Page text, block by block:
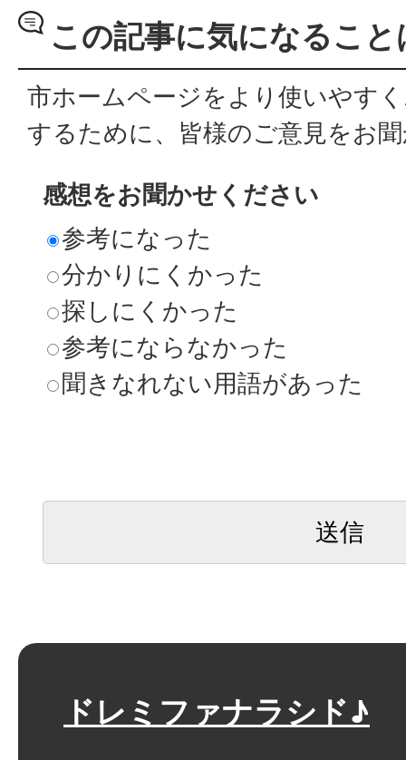
この記事に気になるこ
市ホームページをより使いやす
するために、皆様のご意見をお
感想をお聞かせください
参考になった
分かりにくかった
探しにくかった
参考にならなかった
聞きなれない用語があった
ドレミファナラシド♪